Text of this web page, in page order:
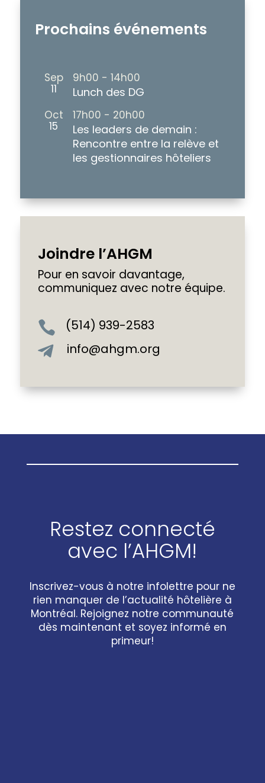
Prochains événements
Sep
11
9h00 - 14h00
Lunch des DG
Oct
15
17h00 - 20h00
Les leaders de demain :
Rencontre entre la relève et
les gestionnaires hôteliers
Joindre l’AHGM
Pour en savoir davantage,
communiquez avec notre équipe.
 (514) 939-2583
 info@ahgm.org
Restez connecté
avec l’AHGM!
Inscrivez-vous à notre infolettre pour ne
rien manquer de l’actualité hôtelière à
Montréal. Rejoignez notre communauté
dès maintenant et soyez informé en
primeur!